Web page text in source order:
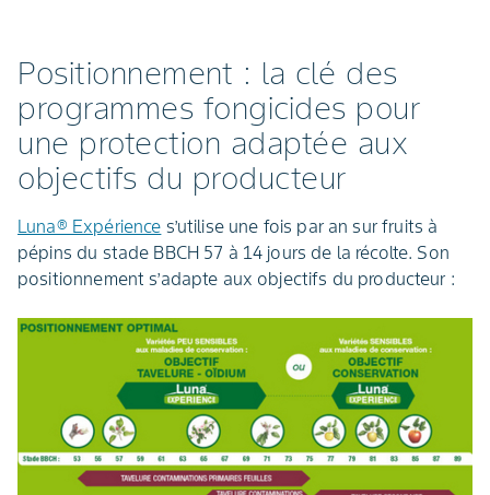
Positionnement : la clé des
programmes fongicides pour
une protection adaptée aux
objectifs du producteur
Luna® Expérience s’utilise une fois par an sur fruits à
pépins du stade BBCH 57 à 14 jours de la récolte. Son
positionnement s’adapte aux objectifs du producteur :